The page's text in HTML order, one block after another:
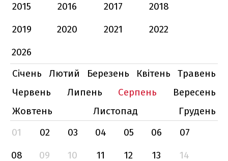
2015
2016 2017
2018
2019
2020 2021
2022
2026
Січень
Лютий Березень Квітень
Травень
Червень
Липень Серпень
Вересень
Жовтень
Листопад
Грудень
01
02 03 04 05 06
07
08
09 10 11 12 13
14